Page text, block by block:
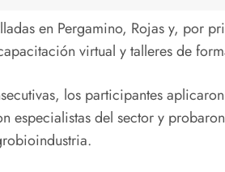
en Pergamino, Rojas y, por
virtual y talleres de
los participantes
especialistas del sector y